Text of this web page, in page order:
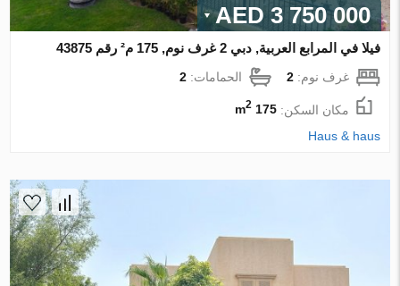
3 750 000 AED
فيلا في المرابع العربية, دبي 2 غرف نوم, 175 م² رقم 43875
غرف نوم:2 الحمامات:2
مكان السكن:175 m
2
Haus & haus